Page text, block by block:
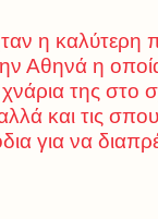
η καλύτερη
Αθηνά η
της στο
και τις
για να